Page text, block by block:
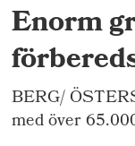
Enorm
BERG/
med över